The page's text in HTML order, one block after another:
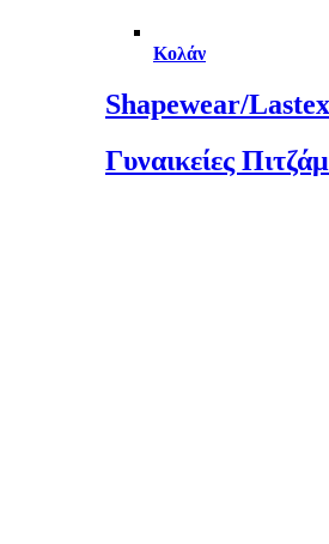
Κολάν
Shapewear/Lastex
Γυναικείες